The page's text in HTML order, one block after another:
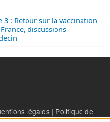
3 : Retour sur la vaccination
discussions
légales| Politique de